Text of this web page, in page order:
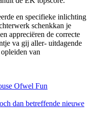
en specifieke inlichting
schenkkan je
appreciëren de correcte
va gij aller- uitdagende
van
Ofwel Fun
dan betreffende nieuwe